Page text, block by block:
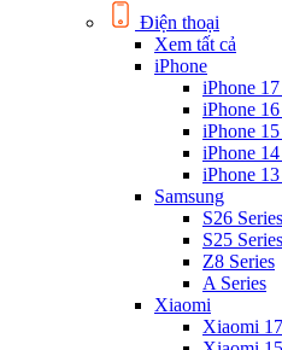
Điện thoại
Xem tất cả
iPhone
iPhone
iPhone
iPhone
iPhone
iPhone
Samsung
S26 Series
S25 Series
Z8 Series
A Series
Xiaomi
Xiaomi